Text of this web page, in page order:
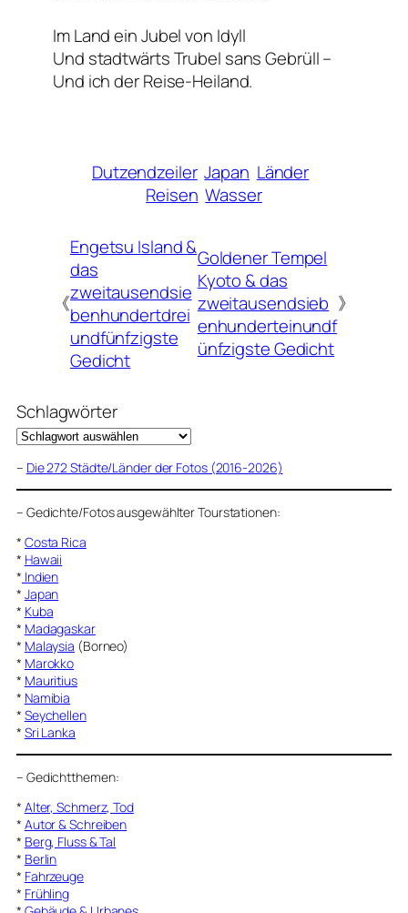
Im Land ein Jubel von Idyll
Und stadtwärts Trubel sans Gebrüll –
Und ich der Reise-Heiland.
Dutzendzeiler Japan Länder
Reisen Wasser
《
Engetsu Island &
das
zweitausendsie
benhundertdrei
undfünfzigste
Gedicht
Goldener Tempel
Kyoto & das
zweitausendsieb
enhunderteinundf
ünfzigste Gedicht
》
Schlagwörter
– Die 272 Städte/Länder der Fotos (2016-2026)
– Gedichte/Fotos ausgewählter Tourstationen:
* Costa Rica
* Hawaii
* Indien
* Japan
* Kuba
* Madagaskar
* Malaysia (Borneo)
* Marokko
* Mauritius
* Namibia
* Seychellen
* Sri Lanka
– Gedichtthemen:
* Alter, Schmerz, Tod
* Autor & Schreiben
* Berg, Fluss & Tal
* Berlin
* Fahrzeuge
* Frühling